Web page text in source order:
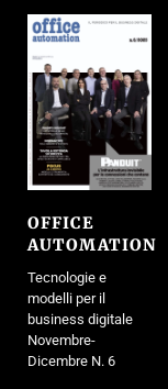
OFFICE
AUTOMATION
Tecnologie e
modelli per il
business digitale
Novembre-
Dicembre N. 6